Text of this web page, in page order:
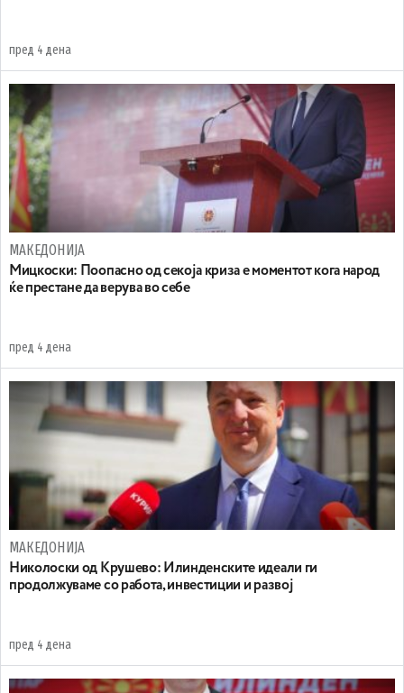
пред 4 дена
МАКЕДОНИЈА
Мицкоски: Поопасно од секоја криза е моментот кога народ
ќе престане да верува во себе
пред 4 дена
МАКЕДОНИЈА
Николоски од Крушево: Илинденските идеали ги
продолжуваме со работа, инвестиции и развој
пред 4 дена